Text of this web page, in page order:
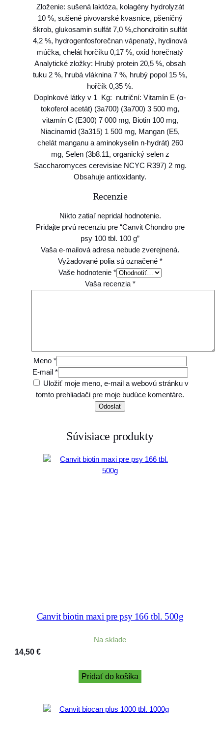
r
e
p
s
y
1
0
t
b
l
.
1
0
0
Zloženie: sušená laktóza, kolagény hydrolyzát
10 %, sušené pivovarské kvasnice, pšeničný
škrob, glukosamin sulfát 7,0 %,chondroitin sulfát
4,2 %, hydrogenfosforečnan vápenatý, hydinová
múčka, chelát horčíku 0,17 %, oxid horečnatý
Analytické zložky: Hrubý protein 20,5 %, obsah
tuku 2 %, hrubá vláknina 7 %, hrubý popol 15 %,
hořčík 0,35 %.
Doplnkové látky v 1 Kg: nutriční: Vitamín E (α-
tokoferol acetát) (3a700) (3a700) 3 500 mg,
vitamín C (E300) 7 000 mg, Biotin 100 mg,
Niacinamid (3a315) 1 500 mg, Mangan (E5,
chelát manganu a aminokyselin n-hydrát) 260
mg, Selen (3b8.11, organický selen z
Saccharomyces cerevisiae NCYC R397) 2 mg.
Obsahuje antioxidanty.
Recenzie
Nikto zatiaľ nepridal hodnotenie.
Pridajte prvú recenziu pre “Canvit Chondro pre
psy 100 tbl. 100 g”
Vaša e-mailová adresa nebude zverejnená.
Vyžadované polia sú označené *
Vaše hodnotenie *
Vaša recenzia *
Meno *
E-mail *
Uložiť moje meno, e-mail a webovú stránku v
tomto prehliadači pre moje budúce komentáre.
Súvisiace produkty
Canvit biotin maxi pre psy 166 tbl. 500g
Na sklade
14,50 €
Pridať do košíka